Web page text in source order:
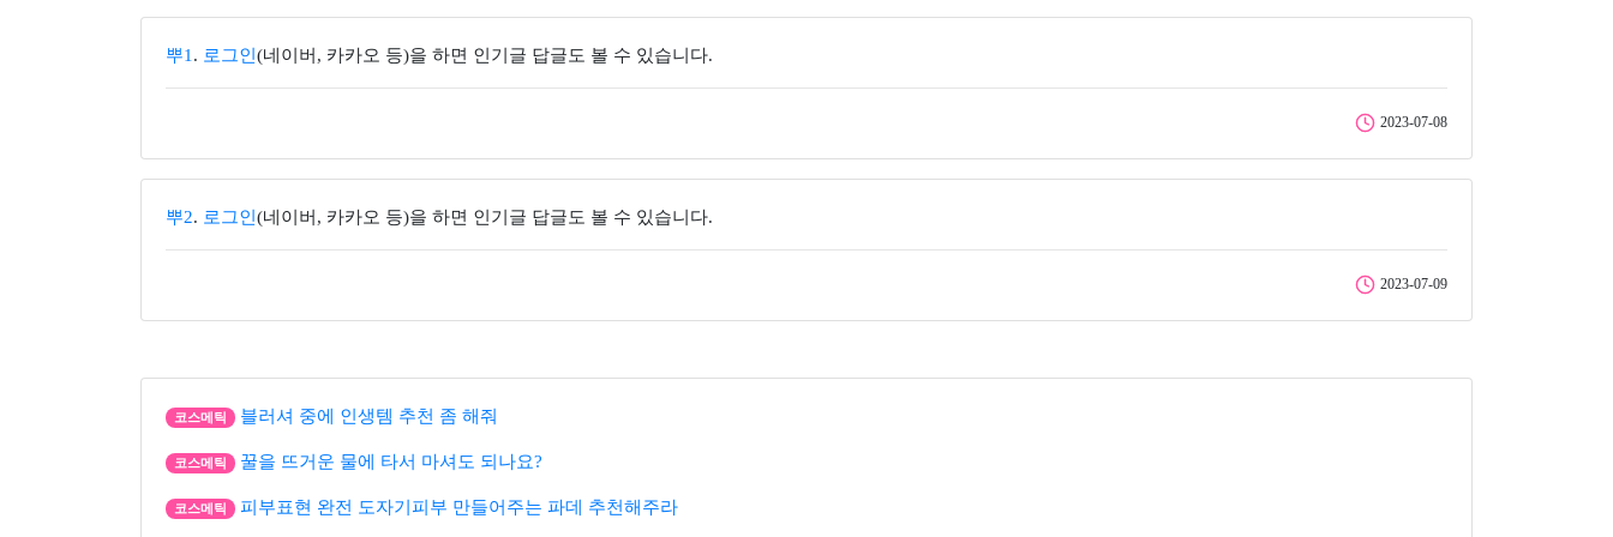
뿌1 . 로그인 (네이버, 카카오 등)을 하면 인기글 답글도 볼 수 있습니다.
2023-07-08
뿌2. 로그인 (네이버, 카카오 등)을 하면 인기글 답글도 볼 수 있습니다.
2023-07-09
코스메틱 블러셔 중에 인생템 추천 좀 해줘
코스메틱 꿀을 뜨거운 물에 타서 마셔도 되나요?
코스메틱 피부표현 완전 도자기피부 만들어주는 파데 추천해주라